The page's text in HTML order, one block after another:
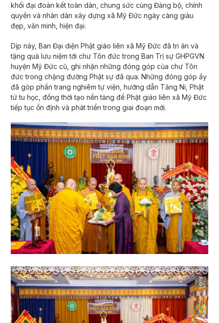
khối đại đoàn kết toàn dân, chung sức cùng Đảng bộ, chính
quyền và nhân dân xây dựng xã Mỹ Đức ngày càng giàu
đẹp, văn minh, hiện đại.
Dịp này, Ban Đại diện Phật giáo liên xã Mỹ Đức đã tri ân và
tặng quà lưu niệm tới chư Tôn đức trong Ban Trị sự GHPGVN
huyện Mỹ Đức cũ, ghi nhận những đóng góp của chư Tôn
đức trong chặng đường Phật sự đã qua. Những đóng góp ấy
đã góp phần trang nghiêm tự viện, hướng dẫn Tăng Ni, Phật
tử tu học, đồng thời tạo nền tảng để Phật giáo liên xã Mỹ Đức
tiếp tục ổn định và phát triển trong giai đoạn mới.